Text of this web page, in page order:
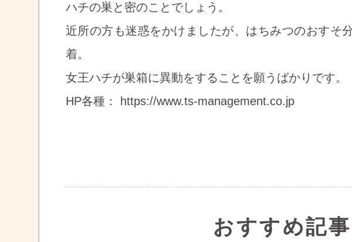
ハチの巣と密のことでしょう。
近所の方も迷惑をかけましたが、はちみつのおすそ
着。
女王ハチが巣箱に異動をすることを願うばかりです。
HP各種： https://www.ts-management.co.jp
おすすめ記事